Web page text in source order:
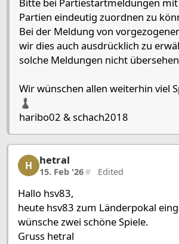
Bitte bei Partiestartmeldungen
Partien eindeutig zuordnen zu
Bei der Meldung von
wir dies auch ausdrücklich zu
solche Meldungen nicht
Wir wünschen allen weiterhin viel
♟️
haribo02 & schach2018
hetral, 2/27, 15. Feb '26
H hetral
15. Feb '26# Edited
Hallo hsv83,
heute hsv83 zum Länderpokal
wünsche zwei schöne Spiele.
Gruss hetral